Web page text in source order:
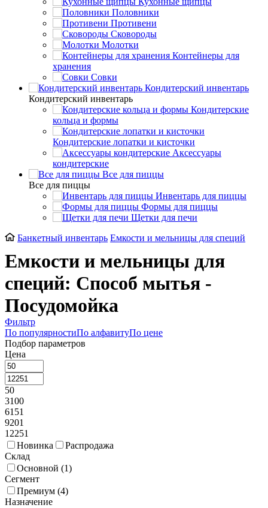
Половники
Противени
Сковороды
Молотки
Контейнеры для
хранения
Совки
Кондитерский инвентарь
Кондитерский инвентарь
Кондитерские
кольца и формы
Кондитерские лопатки и кисточки
Аксессуары
кондитерские
Все для пиццы
Все для пиццы
Инвентарь для пиццы
Формы для пиццы
Щетки для печи
Банкетный инвентарь Емкости и мельницы для специй
Емкости и мельницы для
специй: Способ мытья -
Посудомойка
Фильтр
По популярностиПо алфавитуПо цене
Подбор параметров
Цена
50
3100
6151
9201
12251
Новинка
Распродажа
Склад
Основной (1)
Сегмент
Премиум (4)
Назначение